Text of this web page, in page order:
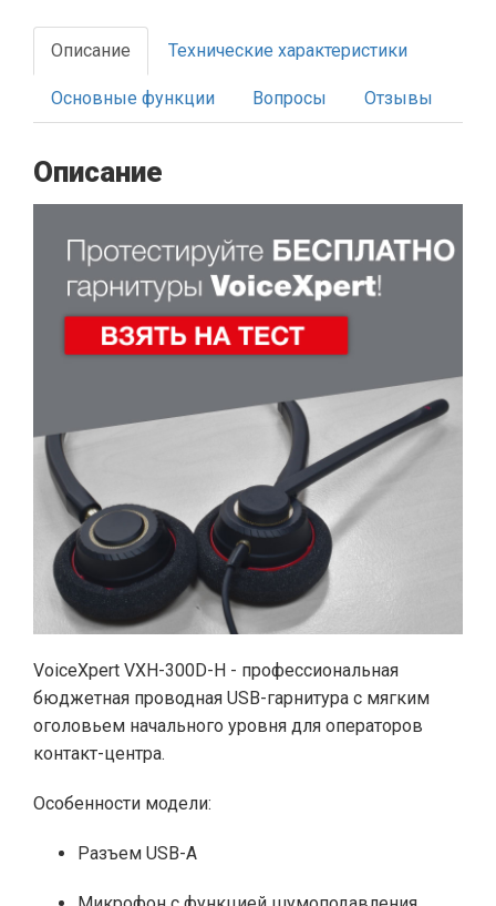
Описание Технические характеристики
Основные функции Вопросы Отзывы
Описание
VoiceXpert VXH-300D-H - профессиональная
бюджетная проводная USB-гарнитура с мягким
оголовьем начального уровня для операторов
контакт-центра.
Особенности модели:
Разъем USB-A